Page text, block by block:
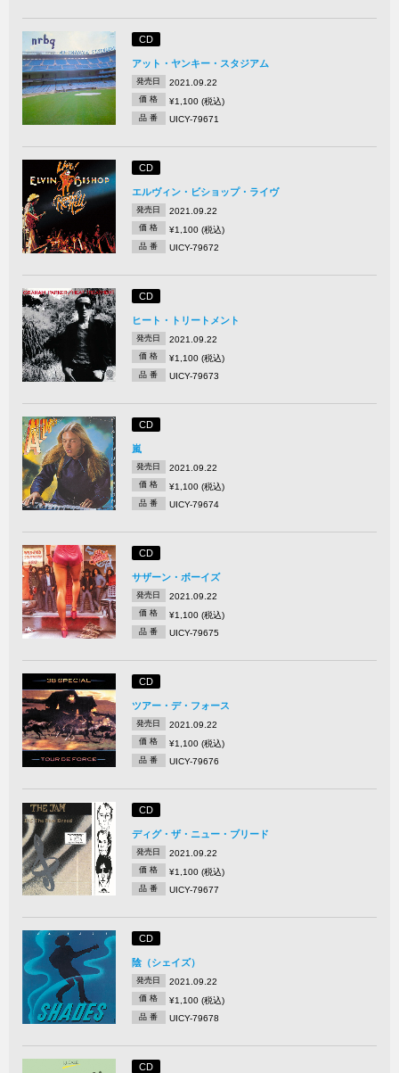
CD
アット・ヤンキー・スタジアム
発売日 2021.09.22
価 格 ¥1,100 (税込)
品 番 UICY-79671
CD
エルヴィン・ビショップ・ライヴ
発売日 2021.09.22
価 格 ¥1,100 (税込)
品 番 UICY-79672
CD
ヒート・トリートメント
発売日 2021.09.22
価 格 ¥1,100 (税込)
品 番 UICY-79673
CD
嵐
発売日 2021.09.22
価 格 ¥1,100 (税込)
品 番 UICY-79674
CD
サザーン・ボーイズ
発売日 2021.09.22
価 格 ¥1,100 (税込)
品 番 UICY-79675
CD
ツアー・デ・フォース
発売日 2021.09.22
価 格 ¥1,100 (税込)
品 番 UICY-79676
CD
ディグ・ザ・ニュー・ブリード
発売日 2021.09.22
価 格 ¥1,100 (税込)
品 番 UICY-79677
CD
陰（シェイズ）
発売日 2021.09.22
価 格 ¥1,100 (税込)
品 番 UICY-79678
CD